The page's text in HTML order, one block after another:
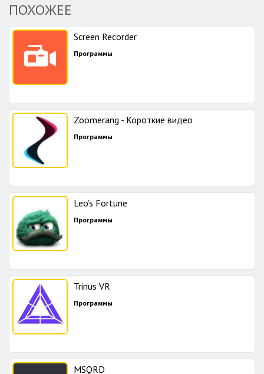
ПОХОЖЕЕ
Screen Recorder
Программы
Zoomerang - Короткие видео
Программы
Leo’s Fortune
Программы
Trinus VR
Программы
MSQRD